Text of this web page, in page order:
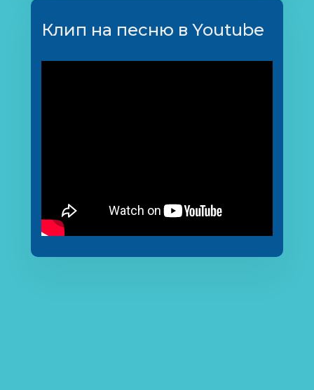
Клип на песню в Youtube